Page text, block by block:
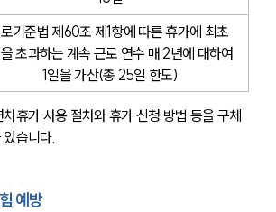
기준법 제60조 제1항에 따른 휴가에 최초
초과하는 계속 근로 연수 매 2년에 대하여
1일을 가산(총 25일 한도)
휴가 사용 절차와 휴가 신청 방법 등을 구체
습니다.
예방